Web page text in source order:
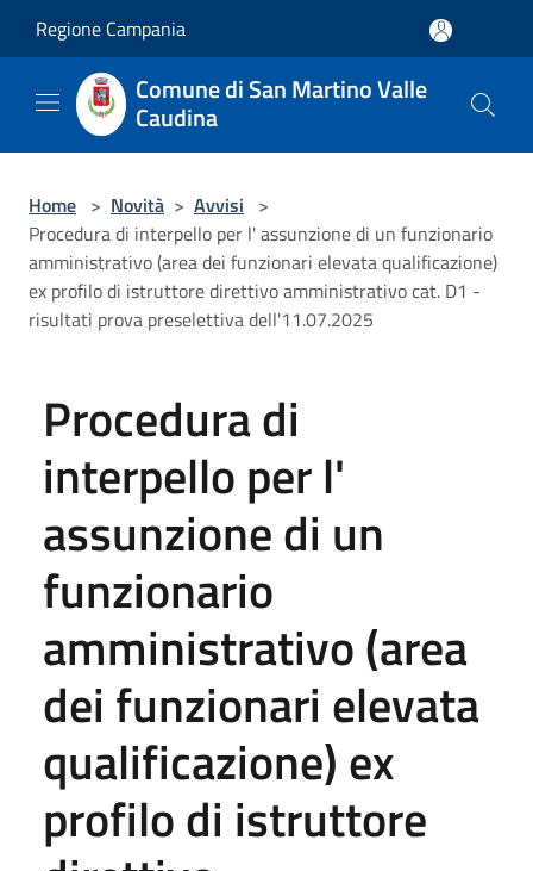
Regione Campania
Comune di San Martino Valle
Caudina
Home > Novità > Avvisi >
Procedura di interpello per l' assunzione di un funzionario
amministrativo (area dei funzionari elevata qualificazione)
ex profilo di istruttore direttivo amministrativo cat. D1 -
risultati prova preselettiva dell'11.07.2025
Procedura di
interpello per l'
assunzione di un
funzionario
amministrativo (area
dei funzionari elevata
qualificazione) ex
profilo di istruttore